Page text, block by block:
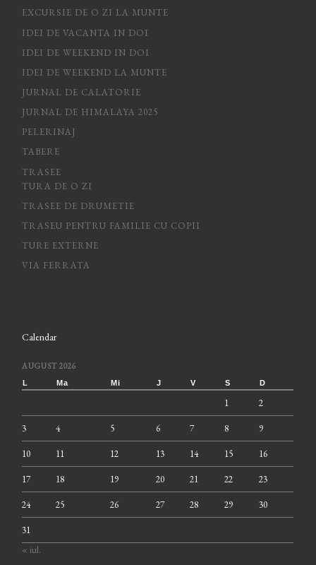
EXCURSIE DE O ZI LA MUNTE
IDEI DE VACANTA IN DOI
IDEI DE WEEKEND IN DOI
IDEI DE WEEKEND LA MUNTE
JURNAL DE CALATORIE
JURNAL DE HIMALAYA 2025
PELERINAJ
TABERE
TRASEE
TURA DE O ZI
TRASEE DE DRUMETIE
TRASEU PENTRU FAMILIE CU COPII
TURE EXTERNE
VIA FERRATA
Calendar
AUGUST 2026
L Ma Mi J V S D
1 2
3 4 5 6 7 8 9
10 11 12 13 14 15 16
17 18 19 20 21 22 23
24 25 26 27 28 29 30
31
« iul.